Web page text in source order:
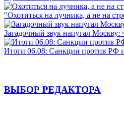
"Охотиться на лучника, а не на
Загадочный звук напугал Москву:
Итоги 06.08: Санкции против РФ
ВЫБОР РЕДАКТОРА